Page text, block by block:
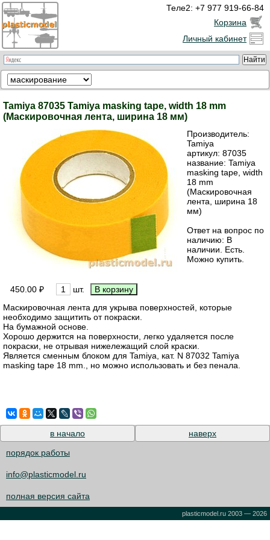
Теле2: +7 977 919-66-84
Корзина
Личный кабинет
Tamiya 87035 Tamiya masking tape, width 18 mm
(Маскировочная лента, ширина 18 мм)
Производитель:
Tamiya
артикул: 87035
название: Tamiya
masking tape, width
18 mm
(Маскировочная
лента, ширина 18
мм)
Ответ на вопрос по
наличию: В
наличии. Есть.
Можно купить.
450.00 ₽
шт.
Маскировочная лента для укрыва поверхностей, которые
необходимо защитить от покраски.
На бумажной основе.
Хорошо держится на поверхности, легко удаляется после
покраски, не отрывая нижележащий слой краски.
Является сменным блоком для Tamiya, кат. N 87032 Tamiya
masking tape 18 mm., но можно использовать и без пенала.
в начало
наверх
порядок работы
info@plasticmodel.ru
полная версия сайта
plasticmodel.ru 2003 — 2026